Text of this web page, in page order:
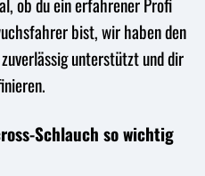
bist, wir haben den
unterstützt und dir
Schlauch so wichtig